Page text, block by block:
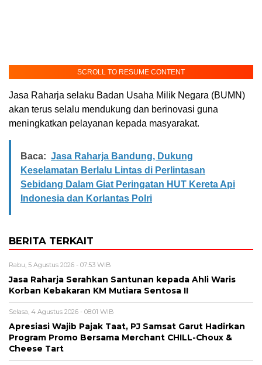
SCROLL TO RESUME CONTENT
Jasa Raharja selaku Badan Usaha Milik Negara (BUMN)
akan terus selalu mendukung dan berinovasi guna
meningkatkan pelayanan kepada masyarakat.
Baca: Jasa Raharja Bandung, Dukung
Keselamatan Berlalu Lintas di Perlintasan
Sebidang Dalam Giat Peringatan HUT Kereta Api
Indonesia dan Korlantas Polri
BERITA TERKAIT
Rabu, 5 Agustus 2026 - 07:53 WIB
Jasa Raharja Serahkan Santunan kepada Ahli Waris
Korban Kebakaran KM Mutiara Sentosa II
Selasa, 4 Agustus 2026 - 08:01 WIB
Apresiasi Wajib Pajak Taat, PJ Samsat Garut Hadirkan
Program Promo Bersama Merchant CHILL-Choux &
Cheese Tart